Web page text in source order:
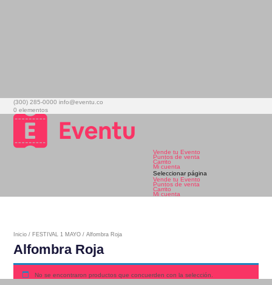
(300) 285-0000 info@eventu.co
0 elementos
Vende tu Evento
Puntos de venta
Carrito
Mi cuenta
Seleccionar página
Vende tu Evento
Puntos de venta
Carrito
Mi cuenta
Inicio / FESTIVAL 1 MAYO / Alfombra Roja
Alfombra Roja
No se encontraron productos que concuerden con la selección.